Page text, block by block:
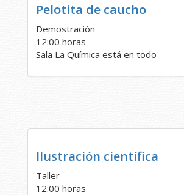
Pelotita de caucho
Demostración
12:00 horas
Sala La Química está en todo
Ilustración científica
Taller
12:00 horas